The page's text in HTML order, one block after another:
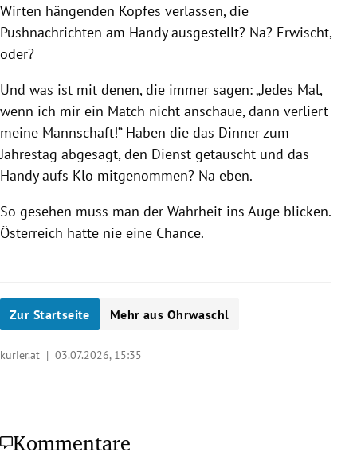
Wirten hängenden Kopfes verlassen, die
Pushnachrichten am Handy ausgestellt? Na? Erwischt,
oder?
Und was ist mit denen, die immer sagen: „Jedes Mal,
wenn ich mir ein Match nicht anschaue, dann verliert
meine Mannschaft!“ Haben die das Dinner zum
Jahrestag abgesagt, den Dienst getauscht und das
Handy aufs Klo mitgenommen? Na eben.
So gesehen muss man der Wahrheit ins Auge blicken.
Österreich hatte nie eine Chance.
Zur Startseite Mehr aus Ohrwaschl
kurier.at | 03.07.2026, 15:35
Kommentare